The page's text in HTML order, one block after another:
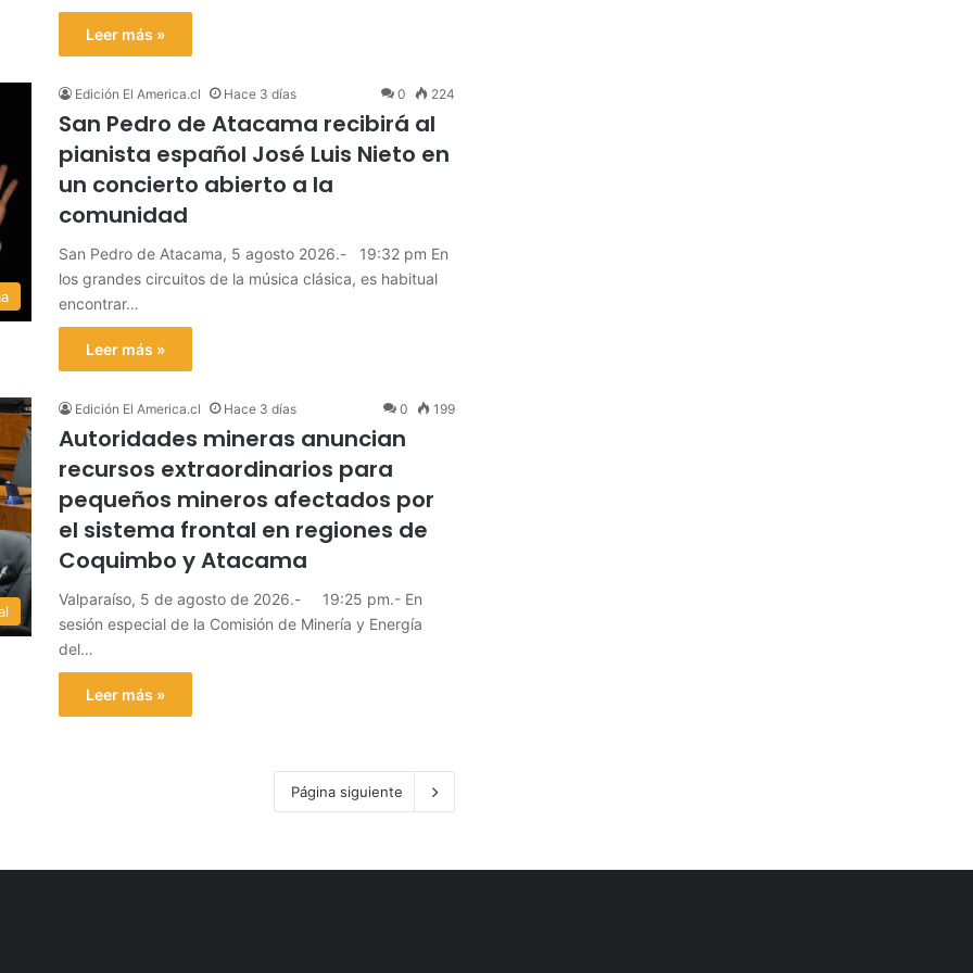
Leer más »
Edición El America.cl Hace 3 días 0 224
San Pedro de Atacama recibirá al
pianista español José Luis Nieto en
un concierto abierto a la
comunidad
San Pedro de Atacama, 5 agosto 2026.- 19:32 pm En
los grandes circuitos de la música clásica, es habitual
encontrar…
Leer más »
Edición El America.cl Hace 3 días 0 199
Autoridades mineras anuncian
recursos extraordinarios para
pequeños mineros afectados por
el sistema frontal en regiones de
Coquimbo y Atacama
Valparaíso, 5 de agosto de 2026.- 19:25 pm.- En
sesión especial de la Comisión de Minería y Energía
del…
Leer más »
Página siguiente